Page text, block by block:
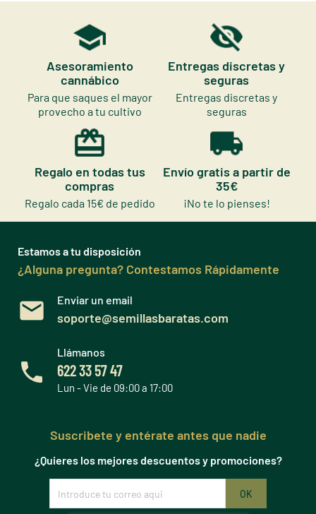
Asesoramiento
cannábico
Para que saques el mayor
provecho a tu cultivo
Entregas discretas y
seguras
Entregas discretas y
seguras
Regalo en todas tus
compras
Regalo cada 15€ de pedido
Envío gratis a partir de
35€
¡No te lo pienses!
Estamos a tu disposición
¿Alguna pregunta? Contestamos Rápidamente
Enviar un email
soporte@semillasbaratas.com
Llámanos
622 33 57 47
Lun - Vie de 09:00 a 17:00
Suscribete y entérate antes que nadie
¿Quieres los mejores descuentos y promociones?